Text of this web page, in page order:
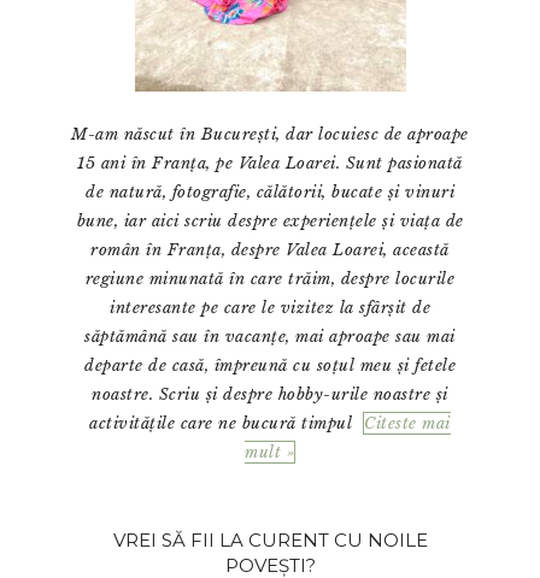
M-am născut în București, dar locuiesc de aproape
15 ani în Franța, pe Valea Loarei. Sunt pasionată
de natură, fotografie, călătorii, bucate și vinuri
bune, iar aici scriu despre experiențele și viața de
român în Franța, despre Valea Loarei, această
regiune minunată în care trăim, despre locurile
interesante pe care le vizitez la sfârșit de
săptămână sau în vacanțe, mai aproape sau mai
departe de casă, împreună cu soțul meu și fetele
noastre. Scriu și despre hobby-urile noastre și
activitățile care ne bucură timpul
Citeste mai
mult »
VREI SĂ FII LA CURENT CU NOILE
POVEȘTI?